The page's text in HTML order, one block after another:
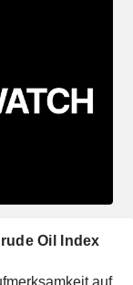
Oil Index
auf